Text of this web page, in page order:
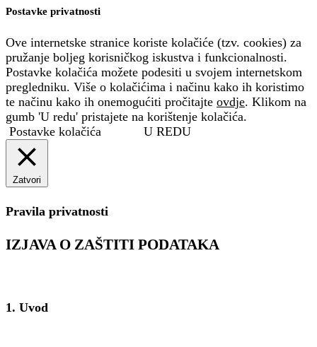
Postavke privatnosti
Ove internetske stranice koriste kolačiće (tzv. cookies) za
pružanje boljeg korisničkog iskustva i funkcionalnosti.
Postavke kolačića možete podesiti u svojem internetskom
pregledniku. Više o kolačićima i načinu kako ih koristimo
te načinu kako ih onemogućiti pročitajte ovdje. Klikom na
gumb 'U redu' pristajete na korištenje kolačića.
Postavke kolačića
U REDU
Zatvori
Pravila privatnosti
IZJAVA O ZAŠTITI PODATAKA
1. Uvod